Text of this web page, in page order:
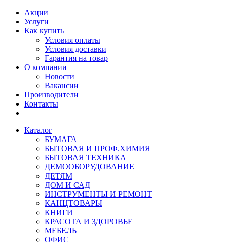
Акции
Услуги
Как купить
Условия оплаты
Условия доставки
Гарантия на товар
О компании
Новости
Вакансии
Производители
Контакты
Каталог
БУМАГА
БЫТОВАЯ И ПРОФ.ХИМИЯ
БЫТОВАЯ ТЕХНИКА
ДЕМООБОРУДОВАНИЕ
ДЕТЯМ
ДОМ И САД
ИНСТРУМЕНТЫ И РЕМОНТ
КАНЦТОВАРЫ
КНИГИ
КРАСОТА И ЗДОРОВЬЕ
МЕБЕЛЬ
ОФИС